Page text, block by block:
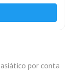
por conta